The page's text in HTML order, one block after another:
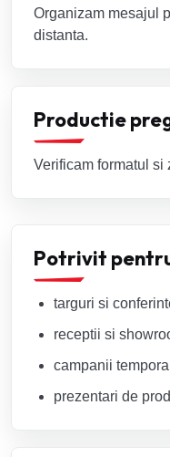
Organizam mesajul
distanta.
Productie
Verificam formatul si
Potrivit
targuri si
receptii si
campanii
prezentari de